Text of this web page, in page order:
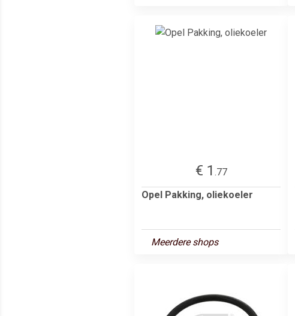
€ 1 .77
Opel Pakking, oliekoeler
Meerdere shops